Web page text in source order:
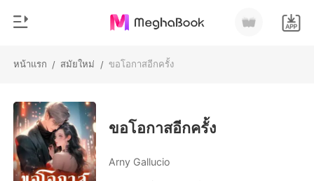
หน้าแรก / สมัยใหม่ / ขอโอกาสอีกครั้ง
เติมเงิน
ประวัติการอ่าน
หมวดหมู่
สมัยใหม่
ประวัติศาสตร์
ขอโอกาสอีกครั้ง
Arny Gallucio